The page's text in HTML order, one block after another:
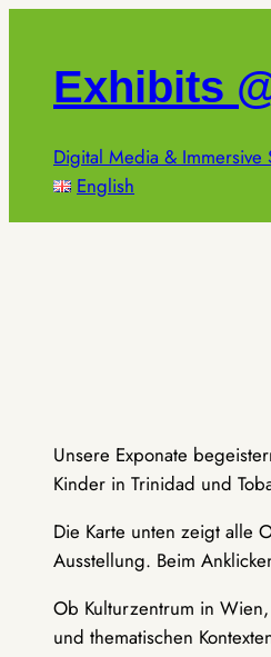
springenExhibits
Digital Media & Immersive
English
Unsere Exponate
Kinder in Trinidad und
Die Karte unten zeigt alle
Ausstellung. Beim
Ob Kulturzentrum in
und thematischen